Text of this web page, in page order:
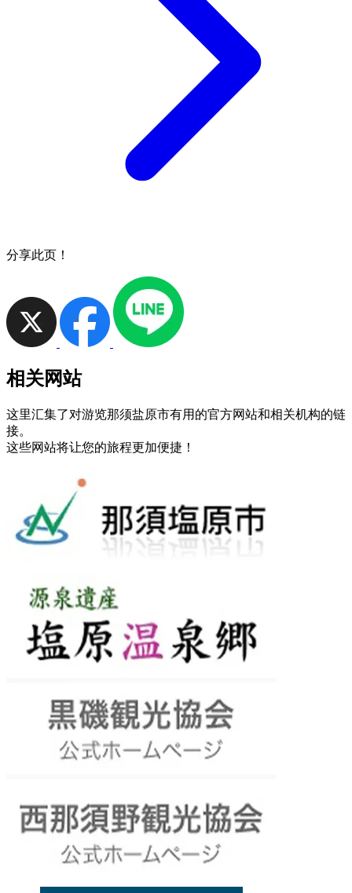
分享此页！
相关网站
这里汇集了对游览那须盐原市有用的官方网站和相关机构的链
接。
这些网站将让您的旅程更加便捷！